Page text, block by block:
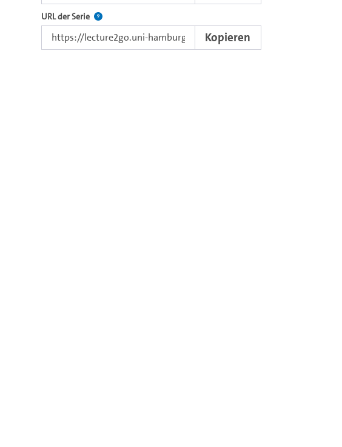
URL der Serie Der Link zur Serie.
Kopieren